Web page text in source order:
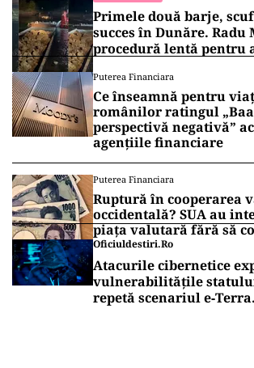
Primele două barje,
succes în Dunăre. Radu
procedură lentă pentru
Puterea Financiara
Ce înseamnă pentru
românilor ratingul
perspectivă negativă”
agențiile financiare
Puterea Financiara
Ruptură în cooperarea
occidentală? SUA au
piața valutară fără să
Oficiuldestiri.ro
Atacurile cibernetice
vulnerabilitățile
repetă scenariul